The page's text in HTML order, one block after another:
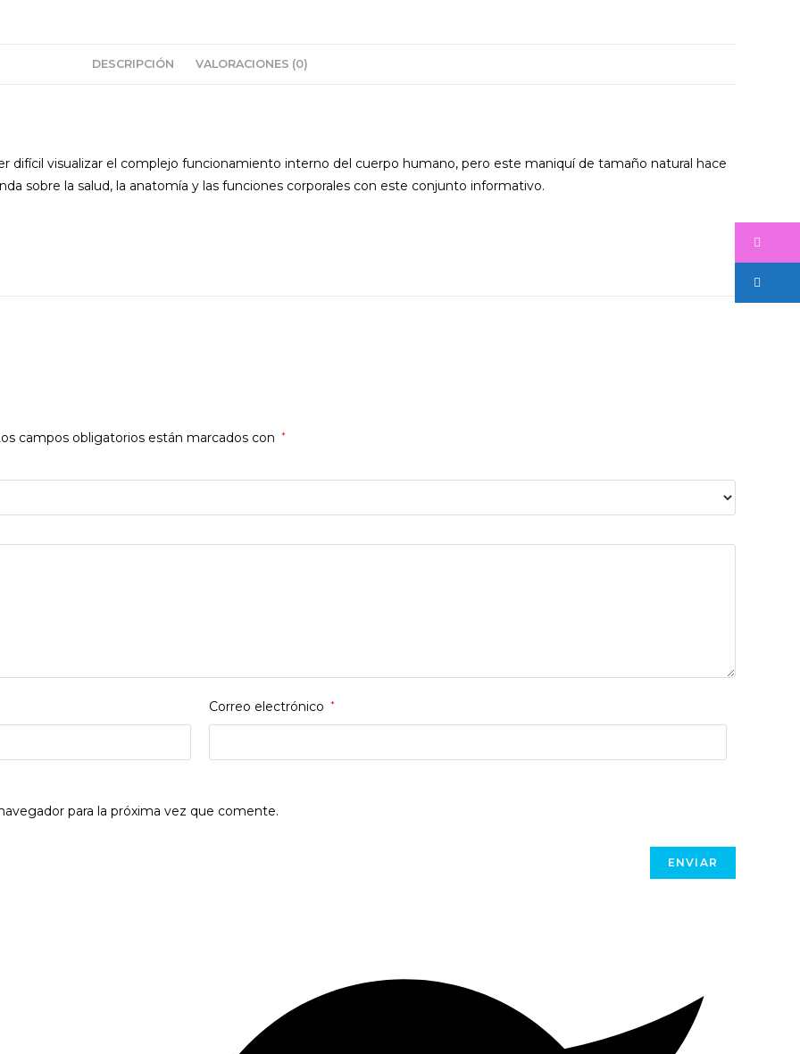
DESCRIPCIÓN VALORACIONES (0)
difícil visualizar el complejo funcionamiento interno del cuerpo humano, pero este maniquí de tamaño natural hace
sobre la salud, la anatomía y las funciones corporales con este conjunto informativo.
campos obligatorios están marcados con *
Correo electrónico *
para la próxima vez que comente.